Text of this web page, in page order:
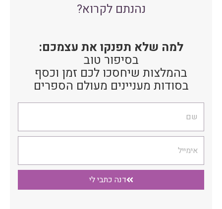
נהנתם לקרוא?
למה שלא תפנקו את עצמכם:
בסיפור טוב
בהמלצות שיחסכו לכם זמן וכסף
בסודות מעניינים מעולם הספרים
דנה כתבי לי